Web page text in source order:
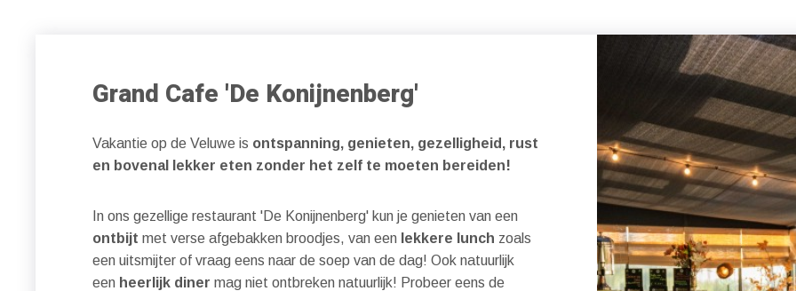
Grand Cafe 'De Konijnenberg'
Vakantie op de Veluwe is ontspanning, genieten, gezelligheid, rust
en bovenal lekker eten zonder het zelf te moeten bereiden!
In ons gezellige restaurant 'De Konijnenberg' kun je genieten van een
ontbijt met verse afgebakken broodjes, van een lekkere lunch zoals
een uitsmijter of vraag eens naar de soep van de dag! Ook natuurlijk
een heerlijk dinermag niet ontbreken natuurlijk! Probeer eens de